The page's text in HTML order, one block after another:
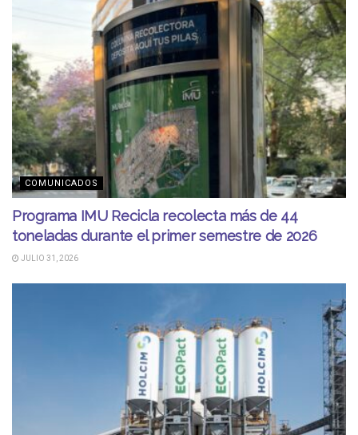
COMUNICADOS
Programa IMU Recicla recolecta más de 44
toneladas durante el primer semestre de 2026
JULIO 31, 2026